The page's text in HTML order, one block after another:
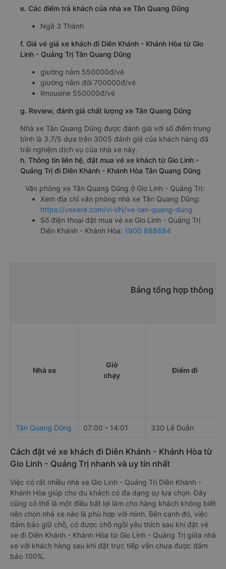
e. Các điểm trả khách của nhà xe Tân Quang Dũng
Ngã 3 Thành
f. Giá vé giá xe khách đi Diên Khánh - Khánh Hòa từ Gio
Linh - Quảng Trị Tân Quang Dũng
giường nằm 550000đ/vé
giường nằm đôi 700000đ/vé
limousine 550000đ/vé
g. Review, đánh giá chất lượng xe Tân Quang Dũng
Nhà xe Tân Quang Dũng được đánh giá với số điểm trung
bình là 3.7/5 dựa trên 3005 đánh giá của khách hàng đã
trải nghiệm dịch vụ của nhà xe này.
h. Thông tin liên hệ, đặt mua vé xe khách từ Gio Linh -
Quảng Trị đi Diên Khánh - Khánh Hòa Tân Quang Dũng
Văn phòng xe Tân Quang Dũng ở Gio Linh - Quảng Trị:
Xem địa chỉ văn phòng nhà xe Tân Quang Dũng:
https://vexere.com/vi-VN/xe-tan-quang-dung
Số điện thoại đặt mua vé xe Gio Linh - Quảng Trị
Diên Khánh - Khánh Hòa: 1900 888684
Bảng tổng hợp thông
Nhà xe
Giờ
chạy
Điểm đi
Tân Quang Dũng 07:00 - 14:01 330 Lê Duẫn
Cách đặt vé xe khách đi Diên Khánh - Khánh Hòa từ
Gio Linh - Quảng Trị nhanh và uy tín nhất
Việc có rất nhiều nhà xe Gio Linh - Quảng Trị Diên Khánh -
Khánh Hòa giúp cho du khách có đa dạng sự lựa chọn. Đây
cũng có thể là một điều bất lợi làm cho hàng khách không biết
nên chọn nhà xe nào là phù hợp với mình. Bên cạnh đó, việc
đảm bảo giữ chỗ, có được chỗ ngồi yêu thích sau khi đặt vé
xe đi Diên Khánh - Khánh Hòa từ Gio Linh - Quảng Trị giữa nhà
xe với khách hàng sau khi đặt trực tiếp vẫn chưa được đảm
bảo 100%.